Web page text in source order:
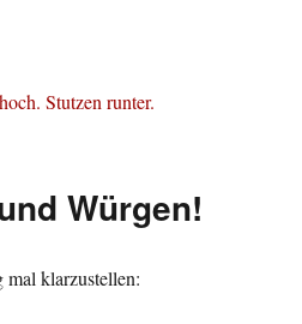
Würgen!
klarzustellen: